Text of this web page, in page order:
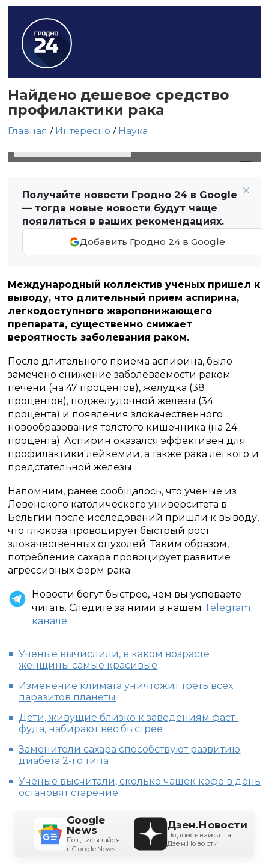
Найдено дешевое средство
профилактики рака
Главная / Интересно / Наука
Получайте новости Гродно 24 в Google
— тогда новые новости будут чаще
появляться в ваших рекомендациях.
Добавить Гродно 24 в Google
Международный коллектив ученых пришел к
выводу, что длительный прием аспирина,
легкодоступного жаропонижающего
препарата, существенно снижает
вероятность заболевания раком.
После длительного приема аспирина, было
замечено снижение заболеваемости раком
печени (на 47 процентов), желудка (38
процентов), поджелудочной железы (34
процента) и появления злокачественного
новообразования толстого кишечника (на 24
процента). Аспирин оказался эффективен для
профилактики лейкемии, а также рака легкого и
предстательной железы.
Напомним, ранее сообщалось, что ученые из
Левенского католического университета в
Бельгии после исследований пришли к выводу,
что глюкоза провоцирует быстрый рост
злокачественных опухолей. Таким образом,
потребление сахара провоцирует развитие
агрессивных форм рака.
Новости бегут быстрее, чем вы успеваете
читать. Следите за ними в нашем Telegram
канале
Ученые вычислили, в каком возрасте
женщины самые красивые
Изменение климата уничтожит треть всех
паразитов планеты
Дети, живущие близко к заведениям фаст-
фуда, набирают вес быстрее
Заменители сахара способствуют развитию
диабета 2-го типа
Ученые высчитали, сколько чашек кофе в день
остановят старение
Google
News
Подписывайся
в Google News
Дзен.Новости
Подписывайся на
Дзен.Новости